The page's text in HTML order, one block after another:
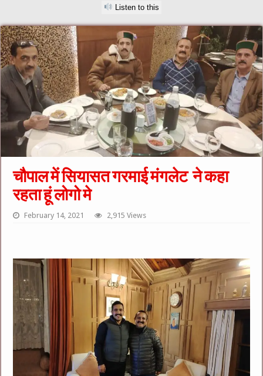
Listen to this
चौपाल में सियासत गरमाई मंगलेट ने कहा
रहता हूं लोगो मे
February 14, 2021 2,915 Views